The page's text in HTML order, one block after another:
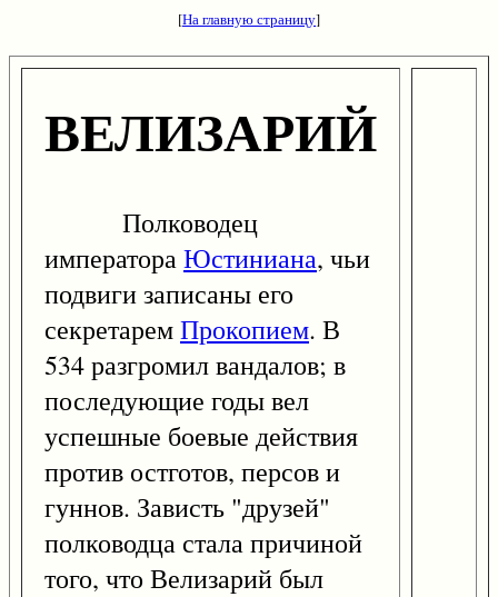
[На главную страницу]
ВЕЛИЗАРИЙ
Полководец
императораЮстиниана, чьи
подвиги записаны его
секретаремПрокопием. В
534 разгромил вандалов; в
последующие годы вел
успешные боевые действия
против остготов, персов и
гуннов. Зависть "друзей"
полководца стала причиной
того, что Велизарий был